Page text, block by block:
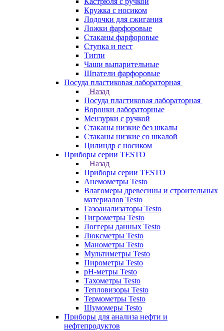
Кружка с носиком
Лодочки для сжигания
Ложки фарфоровые
Стаканы фарфоровые
Ступка и пест
Тигли
Чаши выпарительные
Шпатели фарфоровые
Посуда пластиковая лабораторная
Назад
Посуда пластиковая лабораторная
Воронки лабораторные
Мензурки с ручкой
Стаканы низкие без шкалы
Стаканы низкие со шкалой
Цилиндр с носиком
Приборы серии TESTO
Назад
Приборы серии TESTO
Анемометры Testo
Влагомеры древесины и строительных
материалов Testo
Газоанализаторы Testo
Гигрометры Testo
Логгеры данных Testo
Люксметры Testo
Манометры Testo
Мультиметры Testo
Пирометры Testo
pH-метры Testo
Тахометры Testo
Тепловизоры Testo
Термометры Testo
Шумомеры Testo
Приборы для анализа нефти и
нефтепродуктов